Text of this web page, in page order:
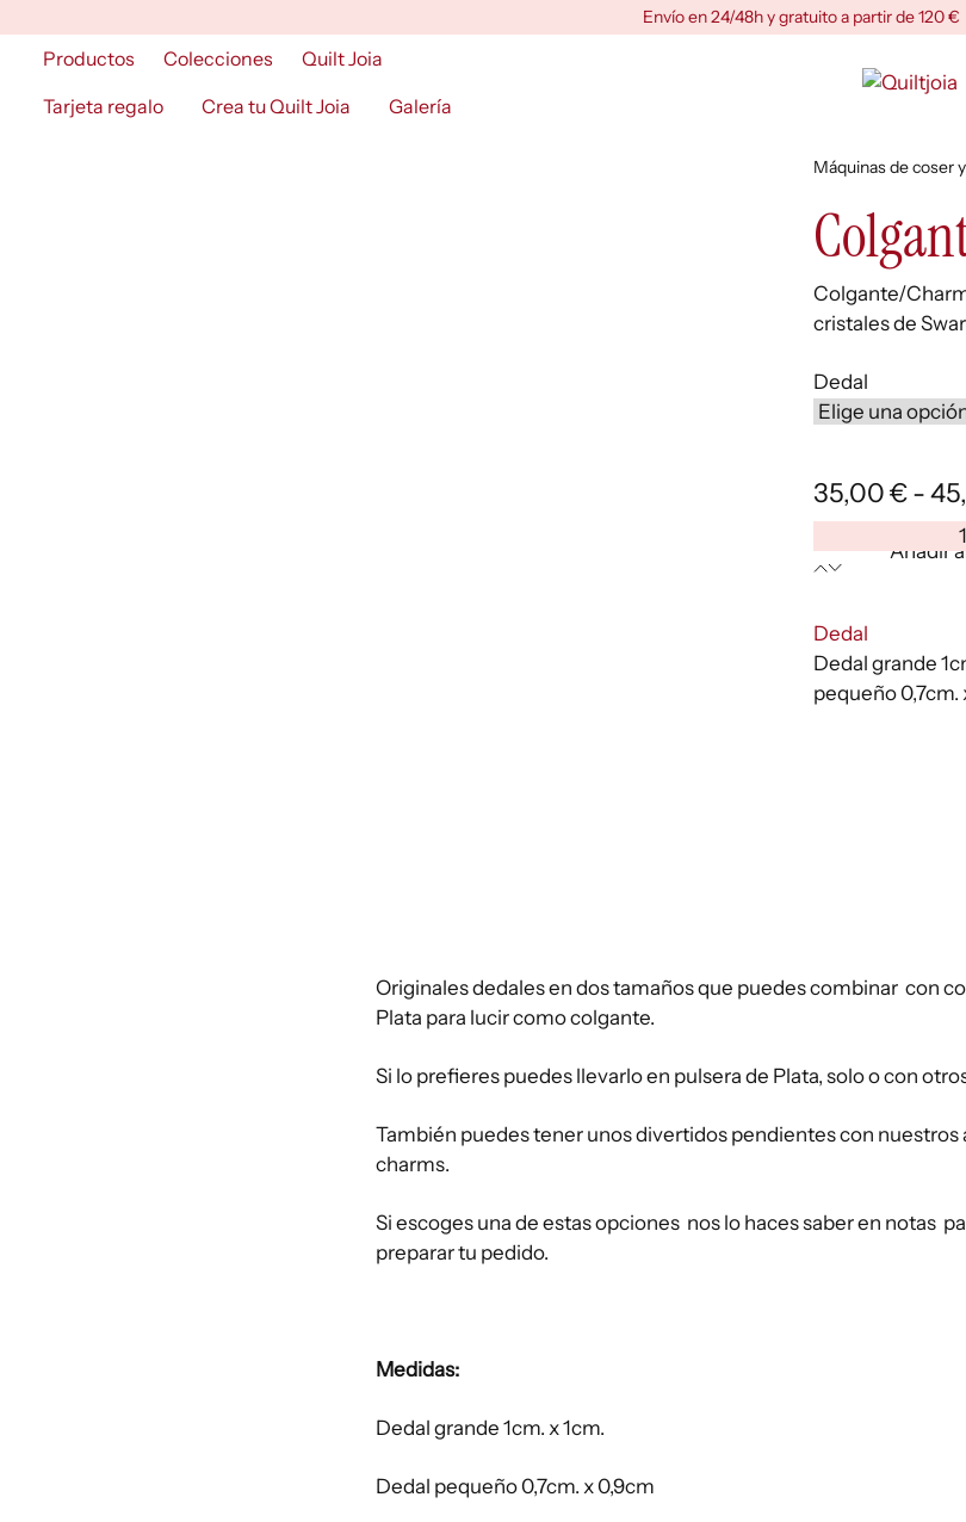
content
Envío en 24/48h y gratuito a partir de 120 €
Productos Colecciones
Quilt Joia
Tarjeta regalo
Crea tu Quilt Joia Galería
Máquinas de coser
Colgante/
cristales de
Dedal
35,00€-
Plata
ocre
cantidad
Añadir
Dedal
Dedal grande
pequeño 0,7cm.
Originales dedales en dos tamaños que puedes combinar con
Plata para lucir como colgante.
Si lo prefieres puedes llevarlo en pulsera de Plata, solo o con
También puedes tener unos divertidos pendientes con nuestros
charms.
Si escoges una de estas opciones nos lo haces saber en notas
preparar tu pedido.
Medidas:
Dedal grande 1cm. x 1cm.
Dedal pequeño 0,7cm. x 0,9cm